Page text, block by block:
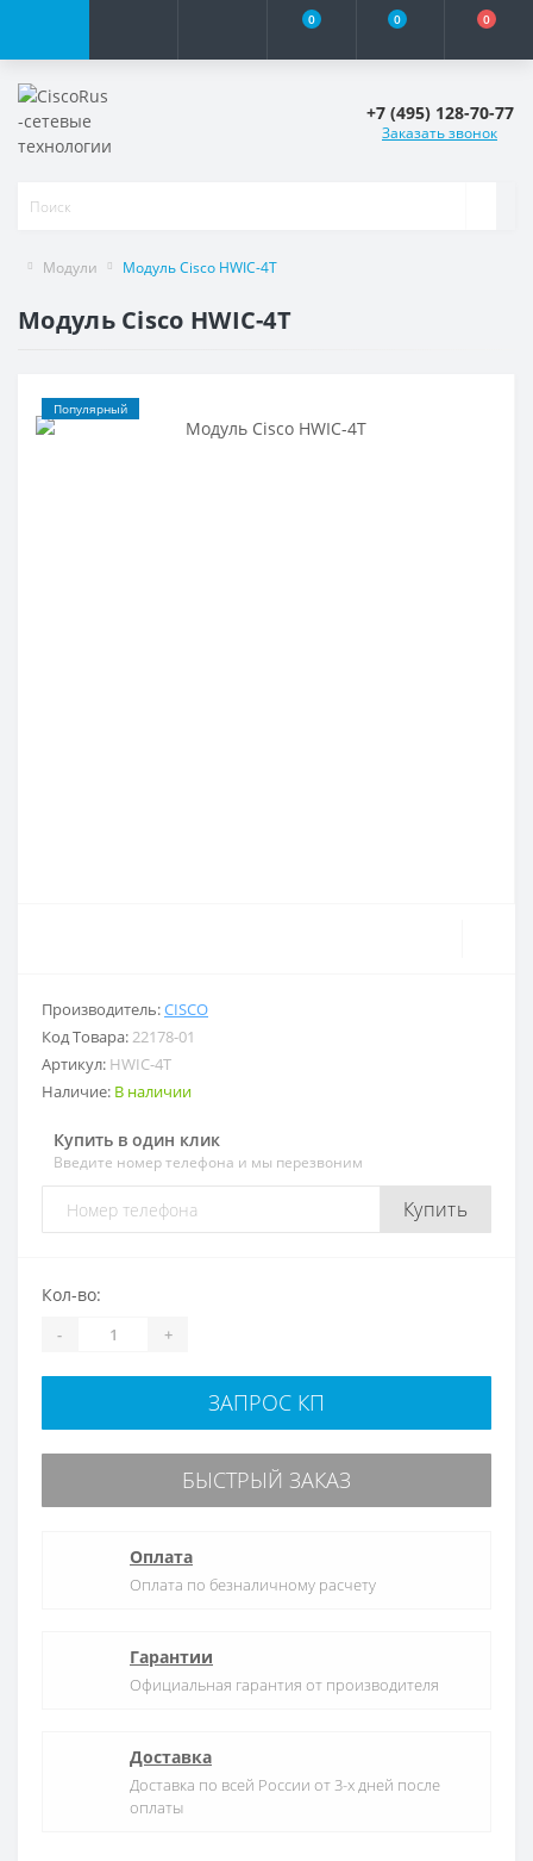
0 0 0
+7 (495) 128-70-77
Заказать звонок
Модули Модуль Cisco HWIC-4T
Модуль Cisco HWIC-4T
Популярный
Производитель:CISCO
Код Товара:22178-01
Артикул: HWIC-4T
Наличие: В наличии
Купить в один клик
Введите номер телефона и мы перезвоним
Купить
Кол-во:
- +
ЗАПРОС КП
БЫСТРЫЙ ЗАКАЗ
Оплата
Оплата по безналичному расчету
Гарантии
Официальная гарантия от производителя
Доставка
Доставка по всей России от 3-х дней после
оплаты